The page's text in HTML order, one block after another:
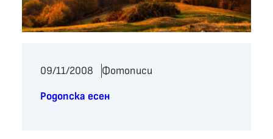
09/11/2008
Фотописи
Родопска есен